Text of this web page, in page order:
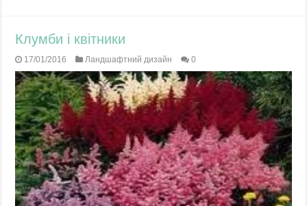
Клумби і квітники
17/01/2016 Ландшафтний дизайн 0